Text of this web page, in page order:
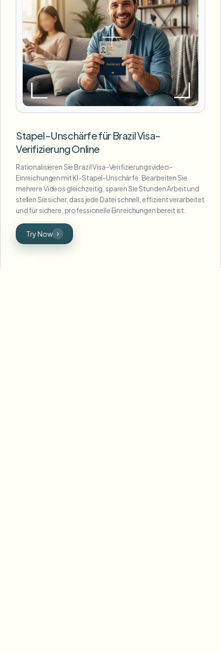
Stapel-Unschärfe für Brazil Visa-
Verifizierung Online
Rationalisieren Sie Brazil Visa-Verifizierungsvideo-
Einreichungen mit KI-Stapel-Unschärfe. Bearbeiten Sie
mehrere Videos gleichzeitig, sparen Sie Stunden Arbeit und
stellen Sie sicher, dass jede Datei schnell, effizient verarbeitet
und für sichere, professionelle Einreichungen bereit ist.
Try Now